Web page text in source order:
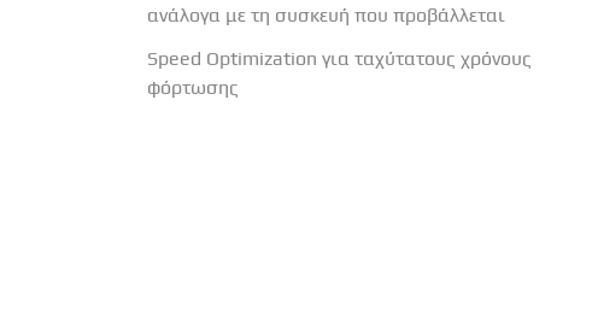
ανάλογα με τη συσκευή που προβάλλεται
Speed Optimization για ταχύτατους χρόνους
φόρτωσης